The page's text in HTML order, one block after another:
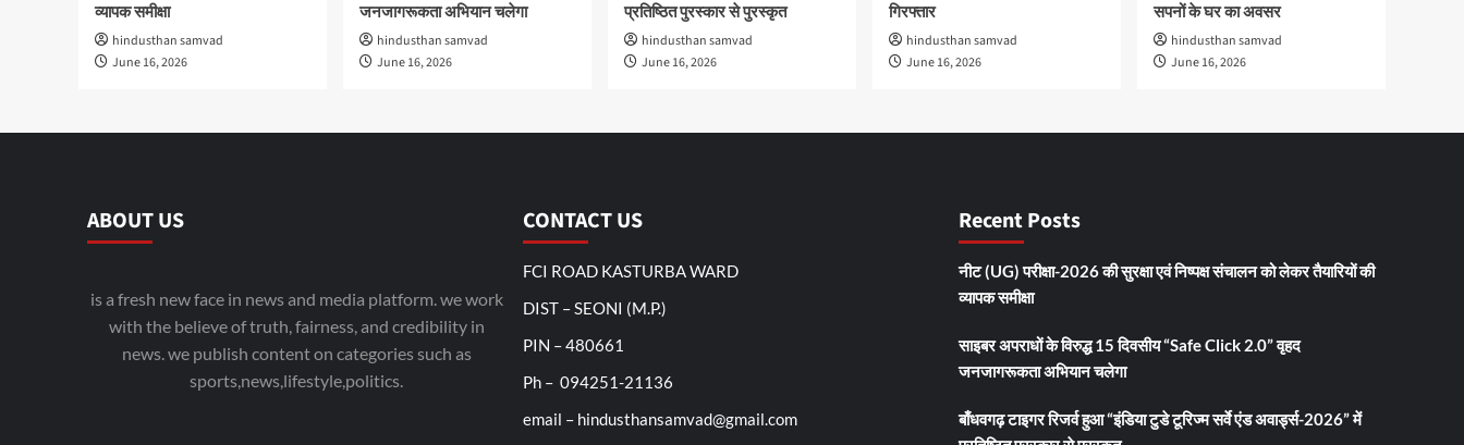
व्यापक समीक्षा
hindusthan samvad
June 16, 2026
जनजागरूकता अभियान चलेगा
hindusthan samvad
June 16, 2026
प्रतिष्ठित पुरस्कार से पुरस्कृत
hindusthan samvad
June 16, 2026
गिरफ्तार
hindusthan samvad
June 16, 2026
सपनों के घर का अवसर
hindusthan samvad
June 16, 2026
ABOUT US
is a fresh new face in news and media platform. we work
with the believe of truth, fairness, and credibility in
news. we publish content on categories such as
sports,news,lifestyle,politics.
CONTACT US
FCI ROAD KASTURBA WARD
DIST – SEONI (M.P.)
PIN – 480661
Ph – 094251-21136
email – hindusthansamvad@gmail.com
Recent Posts
नीट (UG) परीक्षा-2026 की सुरक्षा एवं निष्पक्ष संचालन को लेकर तैयारियों की
व्यापक समीक्षा
साइबर अपराधों के विरुद्ध 15 दिवसीय “Safe Click 2.0” वृहद
जनजागरूकता अभियान चलेगा
बाँधवगढ़ टाइगर रिजर्व हुआ “इंडिया टुडे टूरिज्म सर्वे एंड अवार्ड्स-2026” में